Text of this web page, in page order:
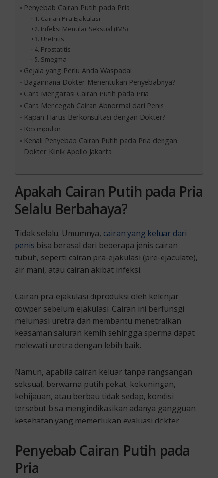
Penyebab Cairan Putih pada Pria
1. Cairan Pra-Ejakulasi
2. Infeksi Menular Seksual (IMS)
3. Uretritis
4. Prostatitis
5. Smegma
Gejala yang Perlu Anda Waspadai
Bagaimana Dokter Menentukan Penyebabnya?
Cara Mengatasi Cairan Putih pada Pria
Cara Mencegah Cairan Abnormal dari Penis
Kapan Harus Berkonsultasi dengan Dokter?
Kesimpulan
Kenali Penyebab Cairan Putih pada Pria dengan
Dokter Klinik Apollo Jakarta
Apakah Cairan Putih pada Pria
Selalu Berbahaya?
Tidak selalu. Umumnya, cairan yang keluar dari
penis bisa berasal dari beberapa jenis cairan
tubuh, seperti cairan pra-ejakulasi (pre-ejaculate),
air mani, atau cairan akibat infeksi.
Cairan pra-ejakulasi diproduksi oleh kelenjar
cowper sebelum ejakulasi. Cairan ini berfunsgi
melumasi uretra dan membantu menetralkan
keasaman saluran kemih sehingga sperma dapat
melewati uretra dengan lebih baik.
Namun, apabila cairan keluar tanpa rangsangan
seksual, berwarna putih pekat, kekuningan,
kehijauan, atau berbau tidak sedap, kondisi
tersebut bisa mengindikasikan adanya gangguan
kesehatan yang memerlukan evaluasi dokter.
Penyebab Cairan Putih pada
Pria